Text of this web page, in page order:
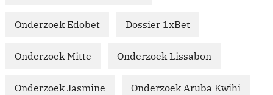
Onderzoek Edobet Dossier 1xBet
Onderzoek Mitte Onderzoek Lissabon
Onderzoek Jasmine Onderzoek Aruba Kwihi